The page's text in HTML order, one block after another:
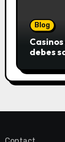
Blog
debes